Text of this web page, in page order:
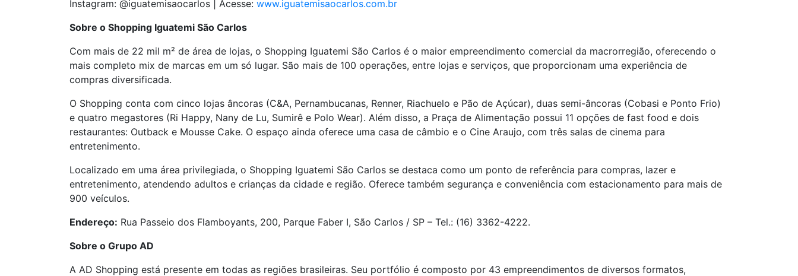
Instagram: @iguatemisaocarlos | Acesse: www.iguatemisaocarlos.com.br
Sobre o Shopping Iguatemi São Carlos
Com mais de 22 mil m² de área de lojas, o Shopping Iguatemi São Carlos é o maior empreendimento comercial da macrorregião, oferecendo o
mais completo mix de marcas em um só lugar. São mais de 100 operações, entre lojas e serviços, que proporcionam uma experiência de
compras diversificada.
O Shopping conta com cinco lojas âncoras (C&A, Pernambucanas, Renner, Riachuelo e Pão de Açúcar), duas semi-âncoras (Cobasi e Ponto Frio)
e quatro megastores (Ri Happy, Nany de Lu, Sumirê e Polo Wear). Além disso, a Praça de Alimentação possui 11 opções de fast food e dois
restaurantes: Outback e Mousse Cake. O espaço ainda oferece uma casa de câmbio e o Cine Araujo, com três salas de cinema para
entretenimento.
Localizado em uma área privilegiada, o Shopping Iguatemi São Carlos se destaca como um ponto de referência para compras, lazer e
entretenimento, atendendo adultos e crianças da cidade e região. Oferece também segurança e conveniência com estacionamento para mais de
900 veículos.
Endereço: Rua Passeio dos Flamboyants, 200, Parque Faber I, São Carlos / SP – Tel.: (16) 3362-4222.
Sobre o Grupo AD
A AD Shopping está presente em todas as regiões brasileiras. Seu portfólio é composto por 43 empreendimentos de diversos formatos,